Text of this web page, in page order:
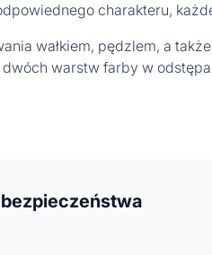
charakteru,
wałkiem, pędzlem, a
warstw farby w